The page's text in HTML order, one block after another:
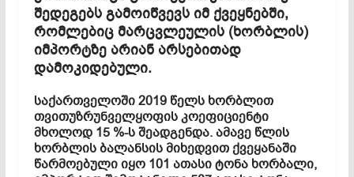
შედეგებს გამოიწვევს იმ ქვეყნებში,
რომლებიც მარცვლეულის (ხორბლის)
იმპორტზე არიან არსებითად
დამოკიდებული.
საქართველოში 2019 წელს ხორბლით
თვითუზრუნველყოფის კოეფიციენტი
მხოლოდ 15 %-ს შეადგენდა. ამავე წლის
ხორბლის ბალანსის მიხედვით ქვეყანაში
წარმოებული იყო 101 ათასი ტონა ხორბალი,